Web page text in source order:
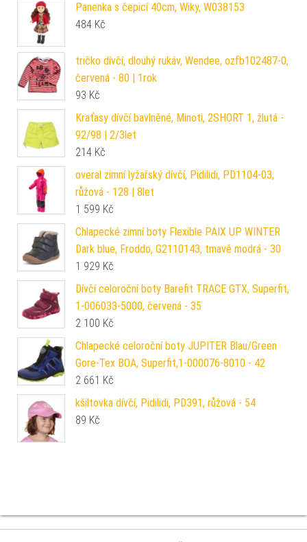
Panenka s čepicí 40cm, Wiky, W038153
484 Kč
tričko dívčí, dlouhý rukáv, Wendee, ozfb102487-0,
červená - 80 | 1rok
93 Kč
Kraťasy dívčí bavlněné, Minoti, 2SHORT 1, žlutá -
92/98 | 2/3let
214 Kč
overal zimní lyžařský dívčí, Pidilidi, PD1104-03,
růžová - 128 | 8let
1 599 Kč
Chlapecké zimní boty Flexible PAIX UP WINTER
Dark blue, Froddo, G2110143, tmavě modrá - 30
1 929 Kč
Dívčí celoroční boty Barefit TRACE GTX, Superfit,
1-006033-5000, červená - 35
2 100 Kč
Chlapecké celoroční boty JUPITER Blau/Green
Gore-Tex BOA, Superfit,1-000076-8010 - 42
2 661 Kč
kšiltovka dívčí, Pidilidi, PD391, růžová - 54
89 Kč